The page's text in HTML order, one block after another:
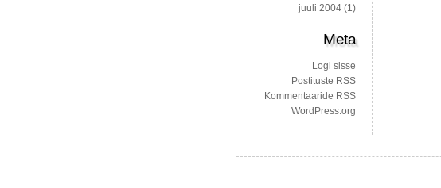
juuli 2004 (1)
Meta
Logi sisse
Postituste RSS
Kommentaaride RSS
WordPress.org